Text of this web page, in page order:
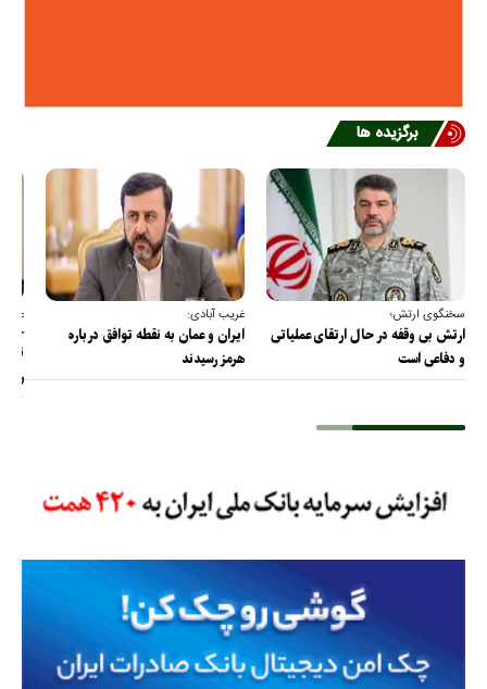
برگزیده ها
سخنگوی ارتش؛
ارتش بی وقفه در حال ارتقای عملیاتی
و دفاعی است
غریب آبادی:
ایران و عمان به نقطه توافق درباره
هرمز رسیدند
عضو
را